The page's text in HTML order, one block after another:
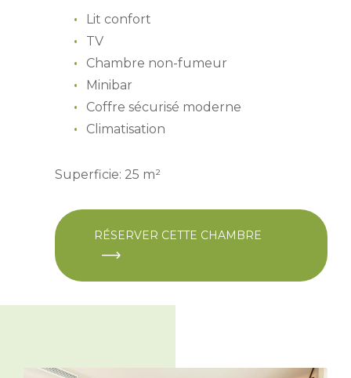
Lit confort
TV
Chambre non-fumeur
Minibar
Coffre sécurisé moderne
Climatisation
Superficie: 25 m²
RÉSERVER CETTE CHAMBRE